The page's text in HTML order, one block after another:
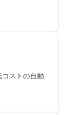
ストの自動